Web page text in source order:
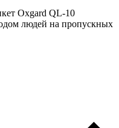
Oxgard QL-10
людей на пропускных